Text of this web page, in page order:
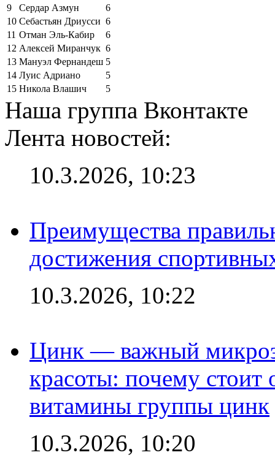
9
Сердар Азмун
6
10 Себастьян Дриусси 6
11 Отман Эль-Кабир
6
12 Алексей Миранчук 6
13 Мануэл Фернандеш 5
14 Луис Адриано
5
15 Никола Влашич 5
Наша группа Вконтакте
Лента новостей:
10.3.2026, 10:23
Преимущества
достижения
10.3.2026, 10:22
Цинк — важный
красоты: почему стоит
витамины группы цинк
10.3.2026, 10:20